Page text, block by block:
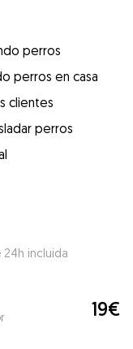
perros
perros en casa
clientes
perros
24h incluida
19€